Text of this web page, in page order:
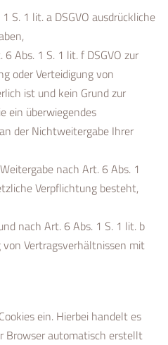
S. 1 lit. a DSGVO ausdrückliche
Abs. 1 S. 1 lit. f DSGVO zur
oder Verteidigung von
ist und kein Grund zur
ein überwiegendes
der Nichtweitergabe Ihrer
nach Art. 6 Abs. 1
Verpflichtung besteht,
nach Art. 6 Abs. 1 S. 1 lit. b
von Vertragsverhältnissen mit
ein. Hierbei handelt es
Browser automatisch erstellt